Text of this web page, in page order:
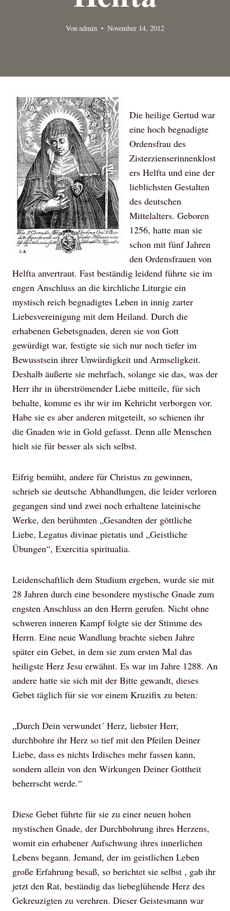
Vonadmin November 14, 2012
Die heilige Gertud war
eine hoch begnadigte
Ordensfrau des
Zisterzienserinnenklost
ers Helfta und eine der
lieblichsten Gestalten
des deutschen
Mittelalters. Geboren
1256, hatte man sie
schon mit fünf Jahren
den Ordensfrauen von
Helfta anvertraut. Fast beständig leidend führte sie im
engen Anschluss an die kirchliche Liturgie ein
mystisch reich begnadigtes Leben in innig zarter
Liebesvereinigung mit dem Heiland. Durch die
erhabenen Gebetsgnaden, deren sie von Gott
gewürdigt war, festigte sie sich nur noch tiefer im
Bewusstsein ihrer Unwürdigkeit und Armseligkeit.
Deshalb äußerte sie mehrfach, solange sie das, was der
Herr ihr in überströmender Liebe mitteile, für sich
behalte, komme es ihr wir im Kehricht verborgen vor.
Habe sie es aber anderen mitgeteilt, so schienen ihr
die Gnaden wie in Gold gefasst. Denn alle Menschen
hielt sie für besser als sich selbst.
Eifrig bemüht, andere für Christus zu gewinnen,
schrieb sie deutsche Abhandlungen, die leider verloren
gegangen sind und zwei noch erhaltene lateinische
Werke, den berühmten „Gesandten der göttliche
Liebe, Legatus divinae pietatis und „Geistliche
Übungen“, Exercitia spiritualia.
Leidenschaftlich dem Studium ergeben, wurde sie mit
28 Jahren durch eine besondere mystische Gnade zum
engsten Anschluss an den Herrn gerufen. Nicht ohne
schweren inneren Kampf folgte sie der Stimme des
Herrn. Eine neue Wandlung brachte sieben Jahre
später ein Gebet, in dem sie zum ersten Mal das
heiligste Herz Jesu erwähnt. Es war im Jahre 1288. An
andere hatte sie sich mit der Bitte gewandt, dieses
Gebet täglich für sie vor einem Kruzifix zu beten:
„Durch Dein verwundet´ Herz, liebster Herr,
durchbohre ihr Herz so tief mit den Pfeilen Deiner
Liebe, dass es nichts Irdisches mehr fassen kann,
sondern allein von den Wirkungen Deiner Gottheit
beherrscht werde.“
Diese Gebet führte für sie zu einer neuen hohen
mystischen Gnade, der Durchbohrung ihres Herzens,
womit ein erhabener Aufschwung ihres innerlichen
Lebens begann. Jemand, der im geistlichen Leben
große Erfahrung besaß, so berichtet sie selbst , gab ihr
jetzt den Rat, beständig das liebeglühende Herz des
Gekreuzigten zu verehren. Dieser Geistesmann war